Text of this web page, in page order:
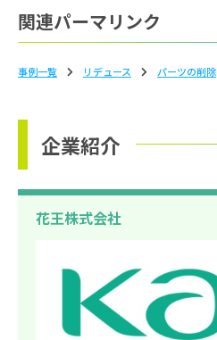
関連パーマリンク
事例一覧 リデュース パーツの削除
企業紹介
花王株式会社